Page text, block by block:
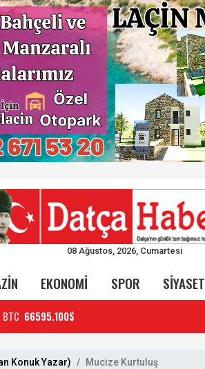
08 Ağustos, 2026, Cumartesi
EKONOMİ SPOR SİYASET
BTC 66595.100$
Konuk Yazar) Mucize Kurtuluş